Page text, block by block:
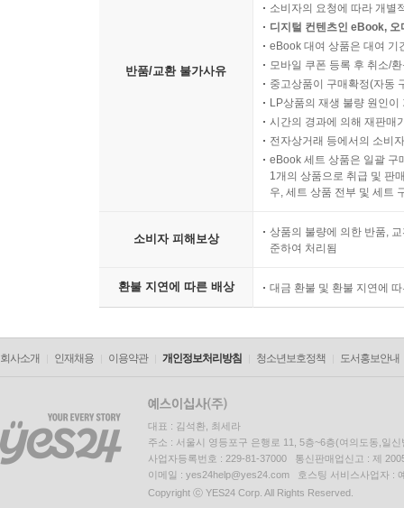
반품/교환 불가사유
소비자의 요청에 따라 개별
디지털 컨텐츠인 eBook,
eBook 대여 상품은 대여 기
모바일 쿠폰 등록 후 취소/
중고상품이 구매확정(자동
LP상품의 재생 불량 원인
시간의 경과에 의해 재판매
전자상거래 등에서의 소비
eBook 세트 상품은 일괄 구
1개의 상품으로 취급 및 판
우, 세트 상품 전부 및 세트
소비자 피해보상
상품의 불량에 의한 반품,
준하여 처리됨
환불 지연에 따른 배상 대금 환불 및 환불 지연에
회사소개 인재채용 이용약관 개인정보처리방침 청소년보호정책 도서홍보안내
대표 : 김석환, 최세라
주소 : 서울시 영등포구 은행로 11, 5층~6층(여의도동,일신
사업자등록번호 : 229-81-37000 통신판매업신고 : 제
이메일 : yes24help@yes24.com 호스팅 서비스사업자 :
Copyright ⓒ YES24 Corp. All Rights Reserved.